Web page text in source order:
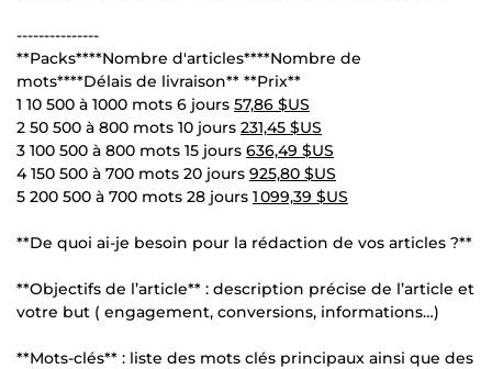
---------------
**Packs****Nombre d'articles****Nombre de
mots****Délais de livraison** **Prix**
1 10 500 à 1000 mots 6 jours 57,86 $US
2 50 500 à 800 mots 10 jours 231,45 $US
3 100 500 à 800 mots 15 jours 636,49 $US
4 150 500 à 700 mots 20 jours 925,80 $US
5 200 500 à 700 mots 28 jours 1 099,39 $US
**De quoi ai-je besoin pour la rédaction de vos articles ?**
**Objectifs de l’article** : description précise de l’article et
votre but ( engagement, conversions, informations…)
**Mots-clés** : liste des mots clés principaux ainsi que des